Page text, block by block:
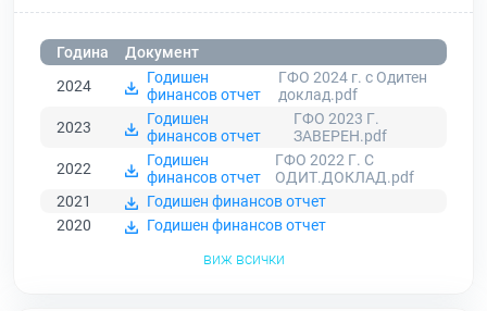
Година
Документ
2024
Годишен
финансов отчет
ГФО 2024 г. с Одитен
доклад.pdf
2023
Годишен
финансов отчет
ГФО 2023 Г.
ЗАВЕРЕН.pdf
2022
Годишен
финансов отчет
ГФО 2022 Г. С
ОДИТ.ДОКЛАД.pdf
2021
Годишен финансов отчет
2020
Годишен финансов отчет
виж всички